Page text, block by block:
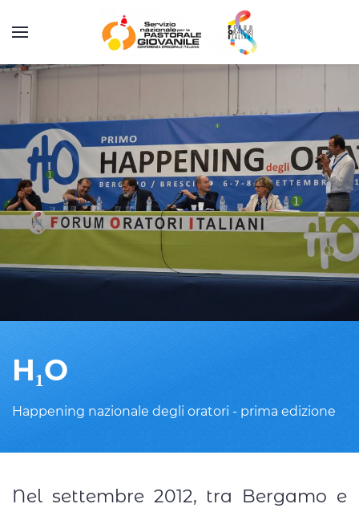
H₁O
Happening nazionale degli oratori - prima edizione
Nel settembre 2012, tra Bergamo e